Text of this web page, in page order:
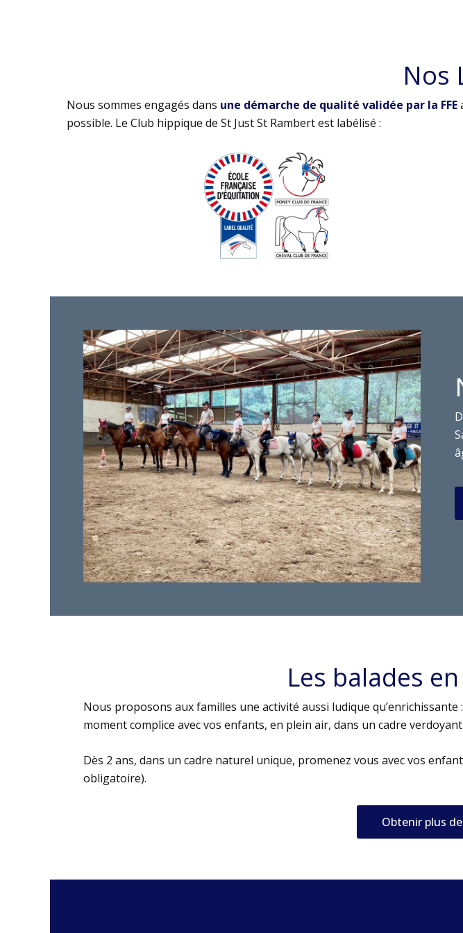
Nos
Nous sommes engagés dans une démarche de qualité validée par la FFE
possible. Le Club hippique de St Just St Rambert est labélisé :
Les balades
Nous proposons aux familles une activité aussi ludique qu’enrichissante
moment complice avec vos enfants, en plein air, dans un cadre
Dès 2 ans, dans un cadre naturel unique, promenez vous avec vos
obligatoire).
Obtenir plus